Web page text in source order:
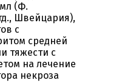
(Ф.
Швейцария),
с
средней
тяжести с
на лечение
некроза